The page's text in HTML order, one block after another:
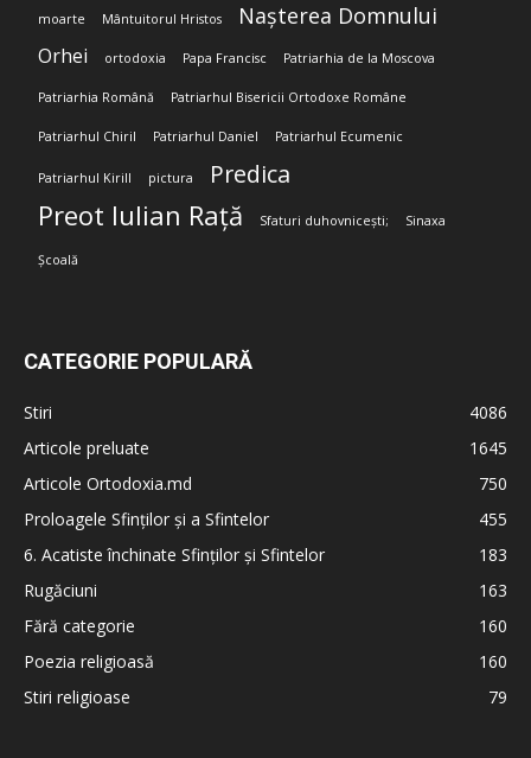
moarte Mântuitorul Hristos Nașterea Domnului
Orhei ortodoxia Papa Francisc Patriarhia de la Moscova
Patriarhia Română Patriarhul Bisericii Ortodoxe Române
Patriarhul Chiril Patriarhul Daniel Patriarhul Ecumenic
Patriarhul Kirill pictura Predica
Preot Iulian Rață Sfaturi duhovnicești; Sinaxa
Școală
CATEGORIE POPULARĂ
Stiri
4086
Articole preluate
1645
Articole Ortodoxia.md
750
Proloagele Sfinților și a Sfintelor
455
6. Acatiste închinate Sfinților și Sfintelor
183
Rugăciuni
163
Fără categorie
160
Poezia religioasă
160
Stiri religioase
79